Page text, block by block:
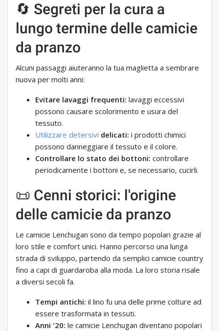
🔄 Segreti per la cura a
lungo termine delle camicie
da pranzo
Alcuni passaggi aiuteranno la tua maglietta a sembrare
nuova per molti anni:
Evitare lavaggi frequenti: lavaggi eccessivi
possono causare scolorimento e usura del
tessuto.
Utilizzare detersivi delicati: i prodotti chimici
possono danneggiare il tessuto e il colore.
Controllare lo stato dei bottoni: controllare
periodicamente i bottoni e, se necessario, cucirli.
📜 Cenni storici: l'origine
delle camicie da pranzo
Le camicie Lenchugan sono da tempo popolari grazie al
loro stile e comfort unici. Hanno percorso una lunga
strada di sviluppo, partendo da semplici camicie country
fino a capi di guardaroba alla moda. La loro storia risale
a diversi secoli fa.
Tempi antichi: il lino fu una delle prime colture ad
essere trasformata in tessuti.
Anni '20: le camicie Lenchugan diventano popolari